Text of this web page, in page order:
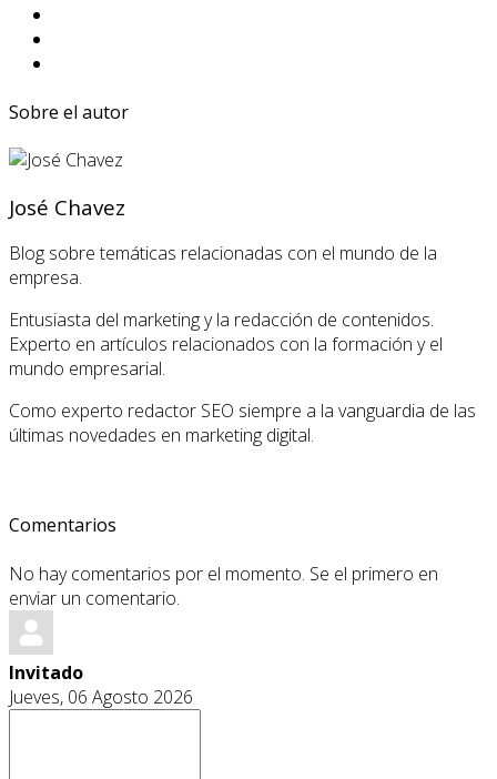
Sobre el autor
José Chavez
Blog sobre temáticas relacionadas con el mundo de la
empresa.
Entusiasta del marketing y la redacción de contenidos.
Experto en artículos relacionados con la formación y el
mundo empresarial.
Como experto redactor SEO siempre a la vanguardia de las
últimas novedades en marketing digital.
Comentarios
No hay comentarios por el momento. Se el primero en
enviar un comentario.
Invitado
Jueves, 06 Agosto 2026